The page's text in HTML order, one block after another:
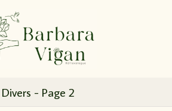
Divers - Page 2